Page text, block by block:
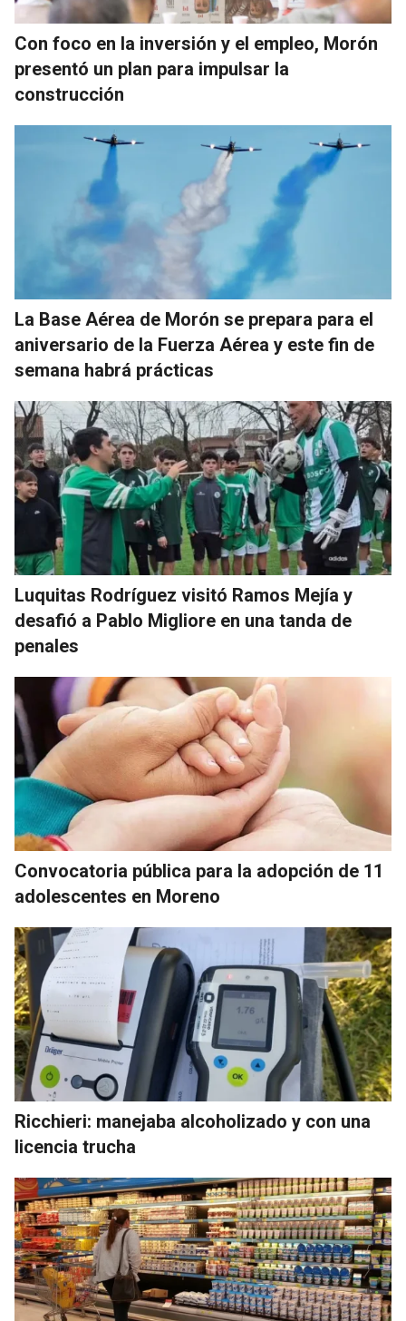
Con foco en la inversión y el empleo, Morón
presentó un plan para impulsar la
construcción
La Base Aérea de Morón se prepara para el
aniversario de la Fuerza Aérea y este fin de
semana habrá prácticas
Luquitas Rodríguez visitó Ramos Mejía y
desafió a Pablo Migliore en una tanda de
penales
Convocatoria pública para la adopción de 11
adolescentes en Moreno
Ricchieri: manejaba alcoholizado y con una
licencia trucha